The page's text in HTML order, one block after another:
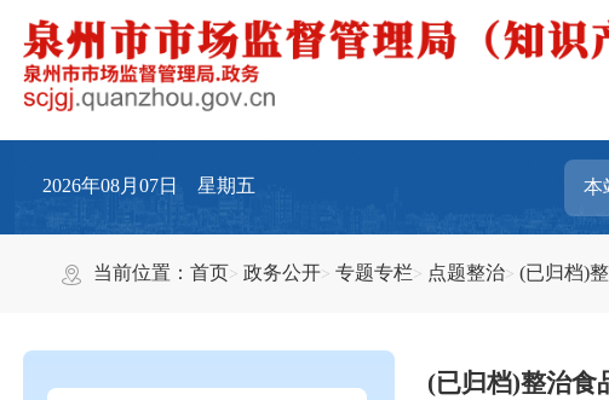
2026年08月07日 星期五
当前位置：首页 政务公开 专题专栏 点题整治 (已归档)
(已归档)整治食